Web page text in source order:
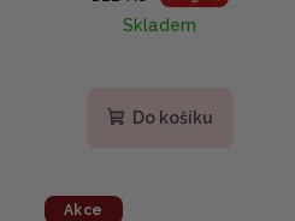
ostružinami a
idebenonem 12g
Skladem
Do košíku
Akce